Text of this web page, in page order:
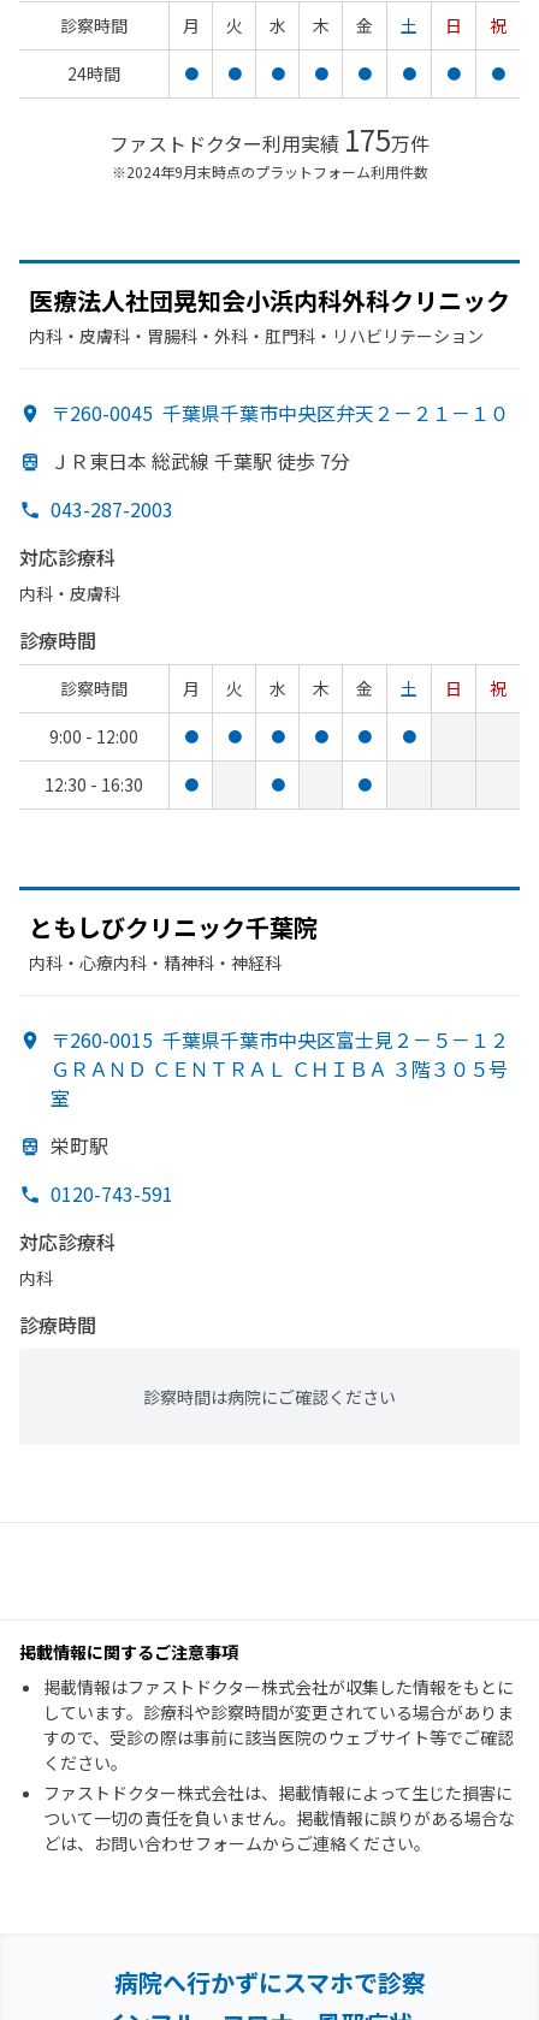
診察時間 月 火 水 木 金 土 日
祝
24時間
● ● ● ● ● ● ● ●
ファストドクター利用実績 175万件
※2024年9月末時点のプラットフォーム利用件数
医療法人社団晃知会小浜内科外科クリニック
内科・​皮膚科・​胃腸科・​外科・​肛門科・​リハビリテーション
〒260-0045 千葉県千葉市中央区弁天２－２１－１０
ＪＲ東日本 総武線 千葉駅 徒歩 7分
043-287-2003
対応診療科
内科・​皮膚科
診療時間
診察時間 月 火 水 木 金 土 日
祝
9:00 - 12:00
● ● ● ● ● ●
12:30 - 16:30 ● ● ●
ともしびクリニック千葉院
内科・​心療内科・​精神科・神経科
〒260-0015 千葉県千葉市中央区富士見２－５－１２
ＧＲＡＮＤ ＣＥＮＴＲＡＬ ＣＨＩＢＡ ３階３０５号
室
栄町駅
0120-743-591
対応診療科
内科
診療時間
診察時間は病院にご確認ください
掲載情報に関するご注意事項
掲載情報はファストドクター株式会社が収集した情報をもとに
しています。診療科や診察時間が変更されている場合がありま
すので、受診の際は事前に該当医院のウェブサイト等でご確認
ください。
ファストドクター株式会社は、掲載情報によって生じた損害に
ついて一切の責任を負いません。掲載情報に誤りがある場合な
どは、お問い合わせフォームからご連絡ください。
病院へ行かずにスマホで診察